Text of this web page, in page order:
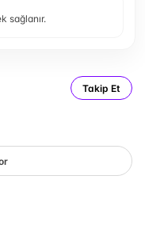
sağlanır.
Takip Et